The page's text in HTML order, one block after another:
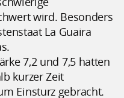
wird. Besonders
La Guaira
7,2 und 7,5 hatten
kurzer Zeit
Einsturz gebracht.